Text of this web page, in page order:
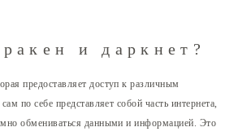
и даркнет?
предоставляет доступ к различным
по себе представляет собой часть интернета,
обмениваться данными и информацией. Это